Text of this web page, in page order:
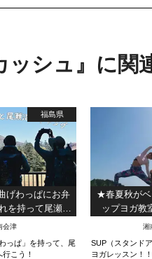
ッシュ』に
福島県
げわっぱにお弁
を持って尾瀬沼
ング ！
会津
っぱ」を持って、尾
こう！
★春夏秋が
ップヨガ教
南・茅ケ崎湘
SUP（スタンド
ヨガレッスン！